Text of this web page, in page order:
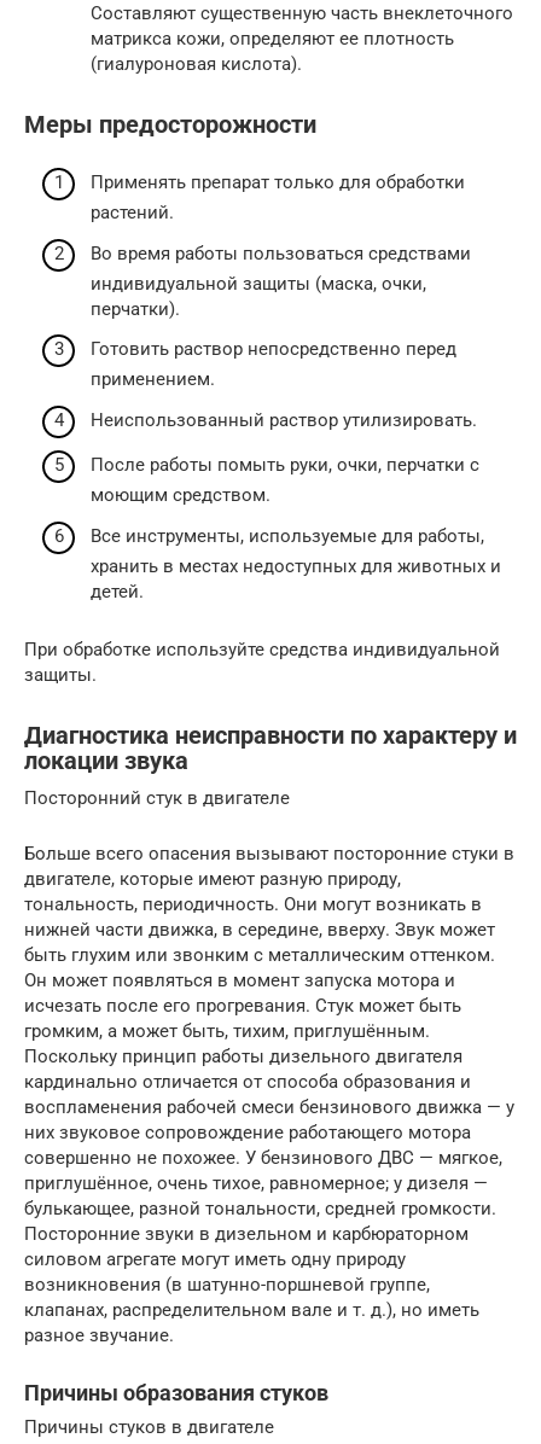
Составляют существенную часть внеклеточного
матрикса кожи, определяют ее плотность
(гиалуроновая кислота).
Меры предосторожности
Применять препарат только для обработки
растений.
Во время работы пользоваться средствами
индивидуальной защиты (маска, очки,
перчатки).
Готовить раствор непосредственно перед
применением.
Неиспользованный раствор утилизировать.
После работы помыть руки, очки, перчатки с
моющим средством.
Все инструменты, используемые для работы,
хранить в местах недоступных для животных и
детей.
При обработке используйте средства индивидуальной
защиты.
Диагностика неисправности по характеру и
локации звука
Посторонний стук в двигателе
Больше всего опасения вызывают посторонние стуки в
двигателе, которые имеют разную природу,
тональность, периодичность. Они могут возникать в
нижней части движка, в середине, вверху. Звук может
быть глухим или звонким с металлическим оттенком.
Он может появляться в момент запуска мотора и
исчезать после его прогревания. Стук может быть
громким, а может быть, тихим, приглушённым.
Поскольку принцип работы дизельного двигателя
кардинально отличается от способа образования и
воспламенения рабочей смеси бензинового движка — у
них звуковое сопровождение работающего мотора
совершенно не похожее. У бензинового ДВС — мягкое,
приглушённое, очень тихое, равномерное; у дизеля —
булькающее, разной тональности, средней громкости.
Посторонние звуки в дизельном и карбюраторном
силовом агрегате могут иметь одну природу
возникновения (в шатунно-поршневой группе,
клапанах, распределительном вале и т. д.), но иметь
разное звучание.
Причины образования стуков
Причины стуков в двигателе